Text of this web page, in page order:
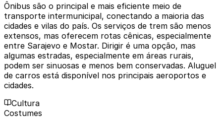
Ônibus são o principal e mais eficiente meio de
transporte intermunicipal, conectando a maioria das
cidades e vilas do país. Os serviços de trem são menos
extensos, mas oferecem rotas cênicas, especialmente
entre Sarajevo e Mostar. Dirigir é uma opção, mas
algumas estradas, especialmente em áreas rurais,
podem ser sinuosas e menos bem conservadas. Aluguel
de carros está disponível nos principais aeroportos e
cidades.
Cultura
Costumes